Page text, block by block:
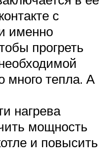
с
именно
прогреть
много тепла. А
нагрева
мощность
и повысить